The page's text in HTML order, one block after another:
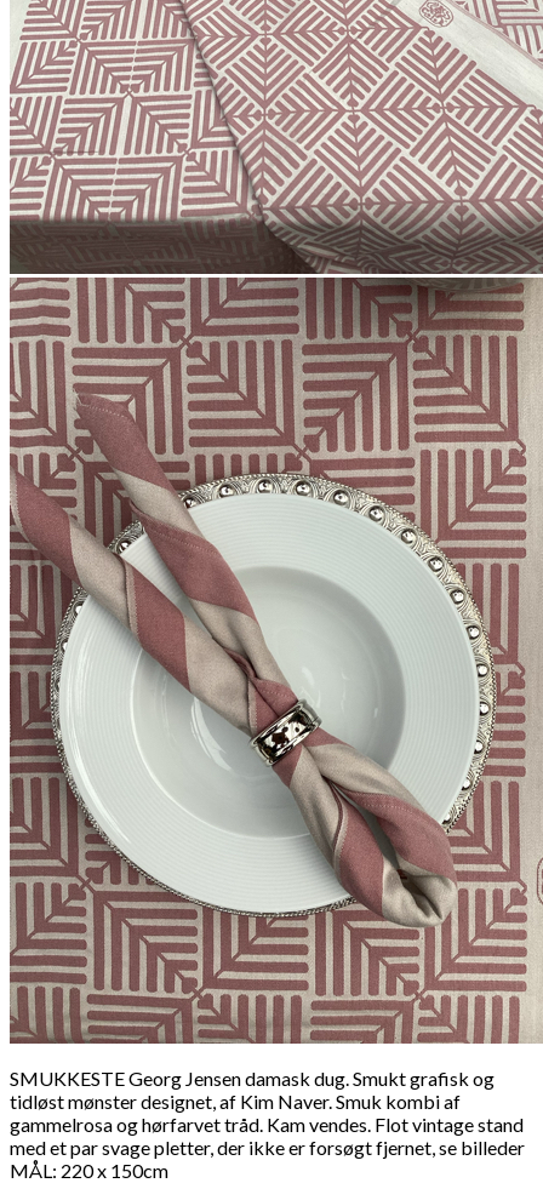
SMUKKESTE Georg Jensen damask dug. Smukt grafisk og
tidløst mønster designet, af Kim Naver. Smuk kombi af
gammelrosa og hørfarvet tråd. Kam vendes. Flot vintage stand
med et par svage pletter, der ikke er forsøgt fjernet, se billeder
MÅL: 220 x 150cm